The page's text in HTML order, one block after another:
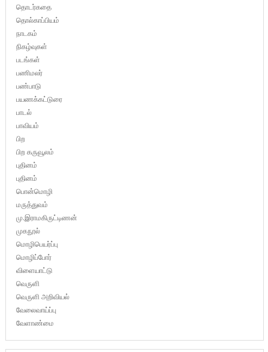
தொடர்கதை
தொல்காப்பியம்
நாடகம்
நிகழ்வுகள்
படங்கள்
பணிமலர்
பண்பாடு
பயணக்கட்டுரை
பாடல்
பாவியம்
பிற
பிற கருவூலம்
புதினம்
புதினம்
பொன்மொழி
மருத்துவம்
மு.இராமகிருட்டிணன்
முகநூல்
மொழிபெயர்ப்பு
மொழிப்போர்
விளையாட்டு
வெருளி
வெருளி அறிவியல்
வேலைவாய்ப்பு
வேளாண்மை